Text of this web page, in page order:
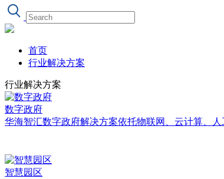
首页
行业解决方案
行业解决方案
数字政府
华海智汇数字政府解决方案依托物联网、云计算、
智慧园区